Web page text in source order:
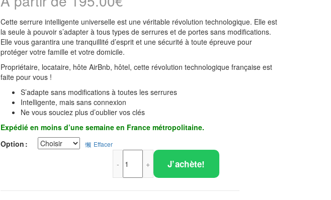
Cette serrure intelligente universelle est une véritable révolution technologique. Elle est
la seule à pouvoir s’adapter à tous types de serrures et de portes sans modifications.
Elle vous garantira une tranquillité d’esprit et une sécurité à toute épreuve pour
protéger votre famille et votre domicile.
Propriétaire, locataire, hôte AirBnb, hôtel, cette révolution technologique française est
faite pour vous !
S’adapte sans modifications à toutes les serrures
Intelligente, mais sans connexion
Ne vous souciez plus d’oublier vos clés
Expédié en moins d’une semaine en France métropolitaine.
Option
Effacer
quantité de Serrure intelligente universelle
J’achète!